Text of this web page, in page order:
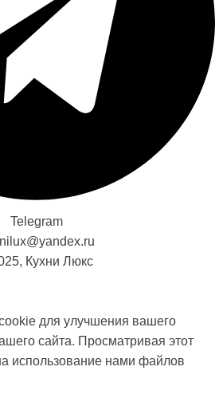
Telegram
Кухни Люкс
для улучшения вашего
сайта. Просматривая этот
использование нами файлов